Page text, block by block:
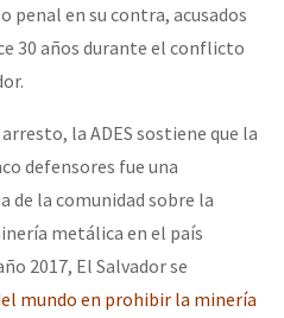
(Las poblaciones y
30 años de Resistencia y
penal en su contra, acusados
30 años durante el conflicto
la ADES sostiene que la
defensores fue una
de la comunidad sobre la
metálica en el país
2017, El Salvador se
mundo en prohibir la minería